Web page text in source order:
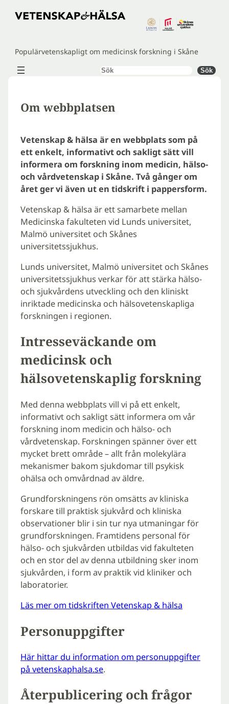
Hoppa
Populärvetenskapligt om medicinsk forskning i Skåne
Sök Sök
Om webbplatsen
Vetenskap & hälsa är en webbplats som på
ett enkelt, informativt och sakligt sätt vill
informera om forskning inom medicin, hälso-
och vårdvetenskap i Skåne. Två gånger om
året ger vi även ut en tidskrift i pappersform.
Vetenskap & hälsa är ett samarbete mellan
Medicinska fakulteten vid Lunds universitet,
Malmö universitet och Skånes
universitetssjukhus.
Lunds universitet, Malmö universitet och Skånes
universitetssjukhus verkar för att stärka hälso-
och sjukvårdens utveckling och den kliniskt
inriktade medicinska och hälsovetenskapliga
forskningen i regionen.
Intresseväckande om
medicinsk och
hälsovetenskaplig forskning
Med denna webbplats vill vi på ett enkelt,
informativt och sakligt sätt informera om vår
forskning inom medicin och hälso- och
vårdvetenskap. Forskningen spänner över ett
mycket brett område – allt från molekylära
mekanismer bakom sjukdomar till psykisk
ohälsa och omvårdnad av äldre.
Grundforskningens rön omsätts av kliniska
forskare till praktisk sjukvård och kliniska
observationer blir i sin tur nya utmaningar för
grundforskningen. Framtidens personal för
hälso- och sjukvården utbildas vid fakulteten
och en stor del av denna utbildning sker inom
sjukvården, i form av praktik vid kliniker och
laboratorier.
Läs mer om tidskriften Vetenskap & hälsa
Personuppgifter
Här hittar du information om personuppgifter
på vetenskaphalsa.se.
Återpublicering och frågor